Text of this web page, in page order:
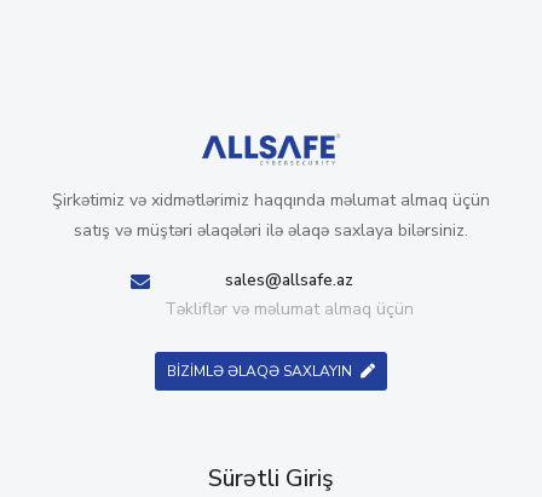
Şirkətimiz və xidmətlərimiz haqqında məlumat almaq üçün
satış və müştəri əlaqələri ilə əlaqə saxlaya bilərsiniz.
sales@allsafe.az
Təkliflər və məlumat almaq üçün
BİZİMLƏ ƏLAQƏ SAXLAYIN
Sürətli Giriş